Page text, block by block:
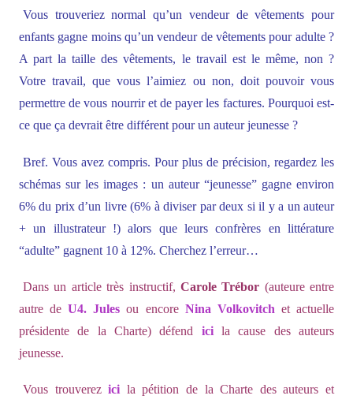
Vous trouveriez normal qu’un vendeur de vêtements pour
enfants gagne moins qu’un vendeur de vêtements pour adulte ?
A part la taille des vêtements, le travail est le même, non ?
Votre travail, que vous l’aimiez ou non, doit pouvoir vous
permettre de vous nourrir et de payer les factures. Pourquoi est-
ce que ça devrait être différent pour un auteur jeunesse ?
Bref. Vous avez compris. Pour plus de précision, regardez les
schémas sur les images : un auteur “jeunesse” gagne environ
6% du prix d’un livre (6% à diviser par deux si il y a un auteur
+ un illustrateur !) alors que leurs confrères en littérature
“adulte” gagnent 10 à 12%. Cherchez l’erreur…
Dans un article très instructif, Carole Trébor (auteure entre
autre deU4. Jules ou encore Nina Volkovitch et actuelle
présidente de la Charte) défend icila cause des auteurs
jeunesse.
Vous trouverezici la pétition de la Charte des auteurs et